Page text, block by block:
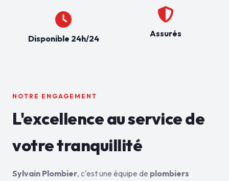
Disponible 24h/24 Assurés
NOTRE ENGAGEMENT
L'excellence au service de
votre tranquillité
Sylvain Plombier, c'est une équipe de plombiers